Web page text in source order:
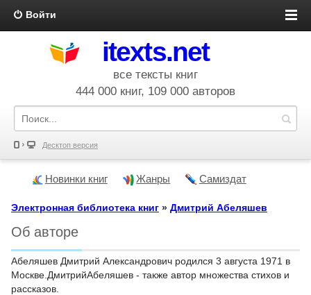
Войти
itexts.net
все тексты книг
444 000 книг, 109 000 авторов
Десктоп версия
Новинки книг Жанры Самиздат
Электронная библиотека книг » Дмитрий Абеляшев
Об авторе
Абеляшев Дмитрий Александрович родился 3 августа 1971 в
Москве.ДмитрийАбеляшев - также автор множества стихов и
рассказов.